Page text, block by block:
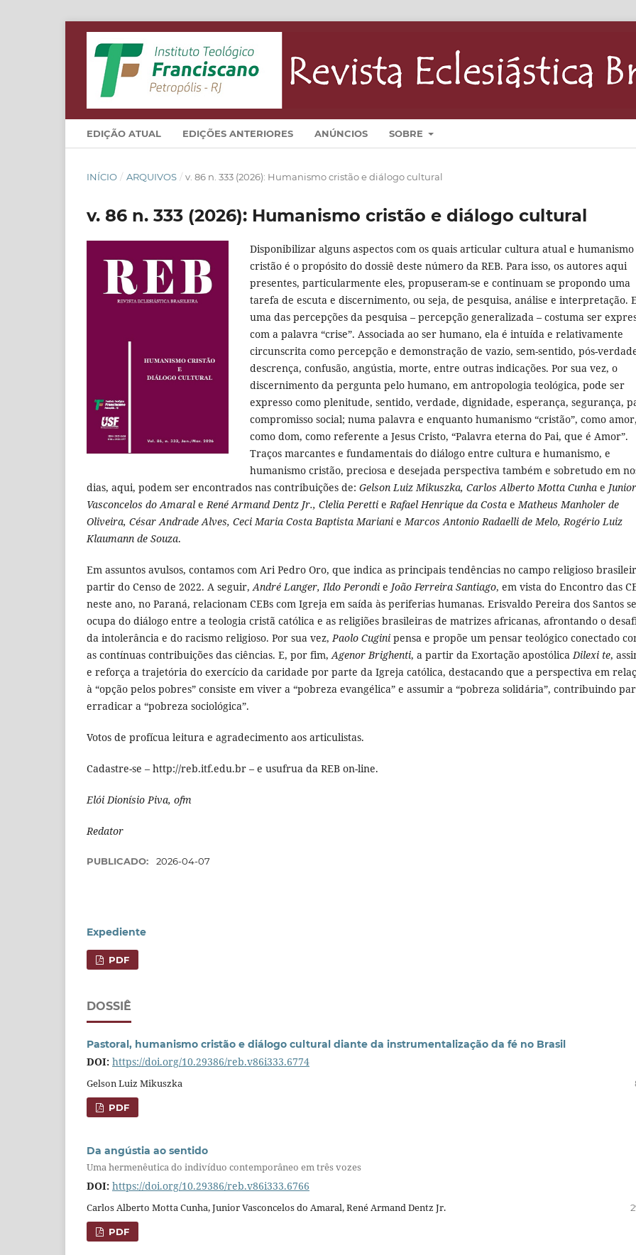
EDIÇÃO ATUAL EDIÇÕES ANTERIORES ANÚNCIOS SOBRE
INÍCIO / ARQUIVOS / v. 86 n. 333 (2026): Humanismo cristão e diálogo cultural
v. 86 n. 333 (2026): Humanismo cristão e diálogo cultural
Disponibilizar alguns aspectos com os quais articular cultura atual e humanismo
cristão é o propósito do dossiê deste número da REB. Para isso, os autores aqui
presentes, particularmente eles, propuseram-se e continuam se propondo uma
tarefa de escuta e discernimento, ou seja, de pesquisa, análise e interpretação.
uma das percepções da pesquisa – percepção generalizada – costuma ser
com a palavra “crise”. Associada ao ser humano, ela é intuída e relativamente
circunscrita como percepção e demonstração de vazio, sem-sentido, pós-
descrença, confusão, angústia, morte, entre outras indicações. Por sua vez, o
discernimento da pergunta pelo humano, em antropologia teológica, pode ser
expresso como plenitude, sentido, verdade, dignidade, esperança, segurança,
compromisso social; numa palavra e enquanto humanismo “cristão”, como amor,
como dom, como referente a Jesus Cristo, “Palavra eterna do Pai, que é Amor”.
Traços marcantes e fundamentais do diálogo entre cultura e humanismo, e
humanismo cristão, preciosa e desejada perspectiva também e sobretudo em
dias, aqui, podem ser encontrados nas contribuições de: Gelson Luiz Mikuszka, Carlos Alberto Motta Cunha e Junior
Vasconcelos do Amaral eRené Armand Dentz Jr., Clelia Peretti eRafael Henrique da Costa eMatheus Manholer de
Oliveira, César Andrade Alves, Ceci Maria Costa Baptista Mariani eMarcos Antonio Radaelli de Melo, Rogério Luiz
Klaumann de Souza.
Em assuntos avulsos, contamos com Ari Pedro Oro, que indica as principais tendências no campo religioso
partir do Censo de 2022. A seguir,André Langer, Ildo Perondi e João Ferreira Santiago, em vista do Encontro das
neste ano, no Paraná, relacionam CEBs com Igreja em saída às periferias humanas. Erisvaldo Pereira dos Santos se
ocupa do diálogo entre a teologia cristã católica e as religiões brasileiras de matrizes africanas, afrontando o
da intolerância e do racismo religioso. Por sua vez,Paolo Cugini pensa e propõe um pensar teológico conectado
as contínuas contribuições das ciências. E, por fim,Agenor Brighenti, a partir da Exortação apostólicaDilexi te,
e reforça a trajetória do exercício da caridade por parte da Igreja católica, destacando que a perspectiva em
à “opção pelos pobres” consiste em viver a “pobreza evangélica” e assumir a “pobreza solidária”, contribuindo
erradicar a “pobreza sociológica”.
Votos de profícua leitura e agradecimento aos articulistas.
Cadastre-se – http://reb.itf.edu.br – e usufrua da REB on-line.
Elói Dionísio Piva, ofm
Redator
PUBLICADO: 2026-04-07
Expediente
PDF
DOSSIÊ
Pastoral, humanismo cristão e diálogo cultural diante da instrumentalização da fé no Brasil
DOI: https://doi.org/10.29386/reb.v86i333.6774
Gelson Luiz Mikuszka
PDF
Da angústia ao sentido
Uma hermenêutica do indivíduo contemporâneo em três vozes
DOI: https://doi.org/10.29386/reb.v86i333.6766
Carlos Alberto Motta Cunha, Junior Vasconcelos do Amaral, René Armand Dentz Jr.
PDF